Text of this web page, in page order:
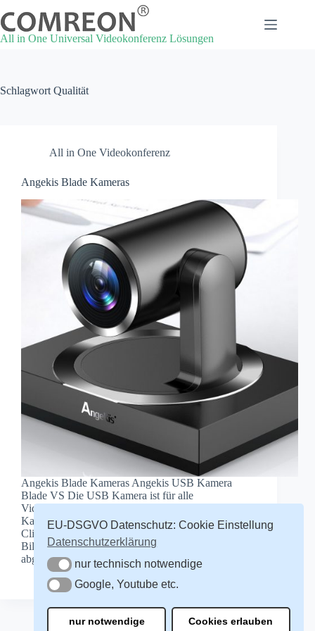
Inhalt
springen
All in One Universal Videokonferenz Lösungen
Schlagwort Qualität
All in One Videokonferenz
Angekis Blade Kameras
Angekis Blade Kameras Angekis USB Kamera
Blade VS Die USB Kamera ist für alle
Videokonferenzen als Universal Videokonferenz
Kamera einsetzbar. Alle Videokonferenz Software
Clients können hierbei verwendet werden. Video
Bild Qualität Das Video Ergebnis von der hier
abgebildeten Kamera: .. für…
Redaktion
9. Oktober 2020
EU-DSGVO Datenschutz: Cookie Einstellung
Datenschutzerklärung
nur technisch notwendige
nur technisch notwendige
Google, Youtube etc.
Google, Youtube etc.
nur notwendige Cookies erlauben